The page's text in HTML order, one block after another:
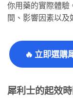
你用藥的實際體驗
間、影響因素以及
🔥 立即選購
犀利士的起效